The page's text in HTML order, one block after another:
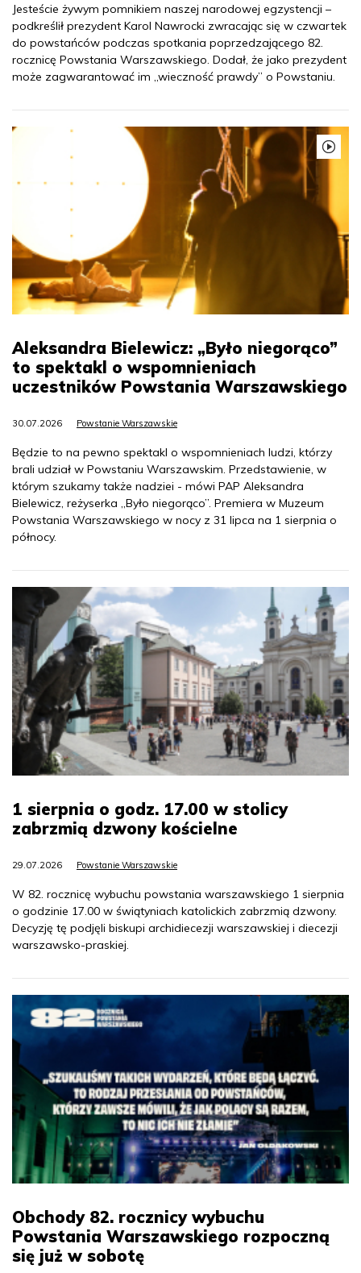
Jesteście żywym pomnikiem naszej narodowej egzystencji –
podkreślił prezydent Karol Nawrocki zwracając się w czwartek
do powstańców podczas spotkania poprzedzającego 82.
rocznicę Powstania Warszawskiego. Dodał, że jako prezydent
może zagwarantować im „wieczność prawdy” o Powstaniu.
Aleksandra Bielewicz: „Było niegorąco”
to spektakl o wspomnieniach
uczestników Powstania Warszawskiego
30.07.2026 Powstanie Warszawskie
Będzie to na pewno spektakl o wspomnieniach ludzi, którzy
brali udział w Powstaniu Warszawskim. Przedstawienie, w
którym szukamy także nadziei - mówi PAP Aleksandra
Bielewicz, reżyserka „Było niegorąco”. Premiera w Muzeum
Powstania Warszawskiego w nocy z 31 lipca na 1 sierpnia o
północy.
1 sierpnia o godz. 17.00 w stolicy
zabrzmią dzwony kościelne
29.07.2026 Powstanie Warszawskie
W 82. rocznicę wybuchu powstania warszawskiego 1 sierpnia
o godzinie 17.00 w świątyniach katolickich zabrzmią dzwony.
Decyzję tę podjęli biskupi archidiecezji warszawskiej i diecezji
warszawsko-praskiej.
Obchody 82. rocznicy wybuchu
Powstania Warszawskiego rozpoczną
się już w sobotę